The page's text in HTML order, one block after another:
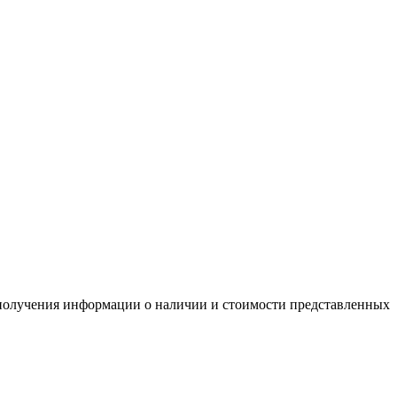
информации о наличии и стоимости представленных